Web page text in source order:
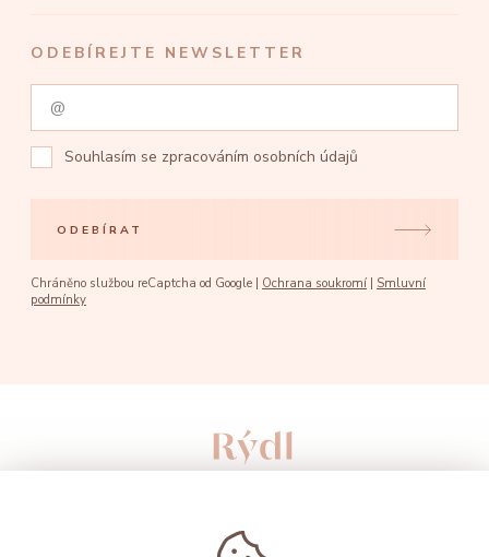
ODEBÍREJTE NEWSLETTER
Souhlasím se zpracováním osobních údajů
ODEBÍRAT
Chráněno službou reCaptcha od Google | Ochrana soukromí
Smluvní
podmínky